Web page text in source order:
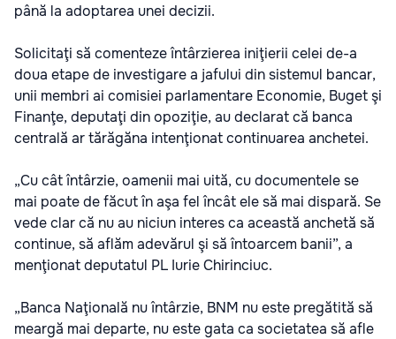
până la adoptarea unei decizii.
Solicitaţi să comenteze întârzierea iniţierii celei de-a
doua etape de investigare a jafului din sistemul bancar,
unii membri ai comisiei parlamentare Economie, Buget şi
Finanţe, deputaţi din opoziţie, au declarat că banca
centrală ar tărăgăna intenţionat continuarea anchetei.
„Cu cât întârzie, oamenii mai uită, cu documentele se
mai poate de făcut în aşa fel încât ele să mai dispară. Se
vede clar că nu au niciun interes ca această anchetă să
continue, să aflăm adevărul şi să întoarcem banii”, a
menţionat deputatul PL Iurie Chirinciuc.
„Banca Naţională nu întârzie, BNM nu este pregătită să
meargă mai departe, nu este gata ca societatea să afle